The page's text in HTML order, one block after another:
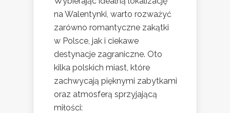
na Walentynki, warto rozważyć
zarówno romantyczne zakątki
w Polsce, jak i ciekawe
destynacje zagraniczne. Oto
kilka polskich miast, które
zachwycają pięknymi zabytkami
oraz atmosferą sprzyjającą
miłości: